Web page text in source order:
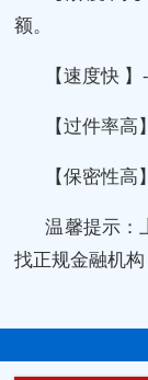
额。
【速度快
【过件率
【保密性高
温馨提示：
找正规金融机构